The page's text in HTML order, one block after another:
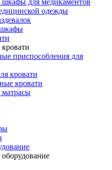
для медикаментов
одежды
приспособления для
кровати
кровати